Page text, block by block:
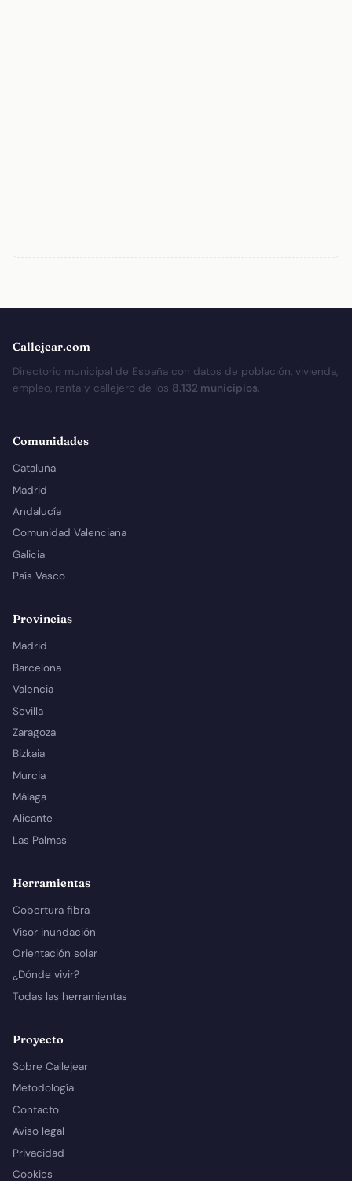
Callejear.com
Directorio municipal de España con datos de población, vivienda,
empleo, renta y callejero de los 8.132 municipios.
Comunidades
Cataluña
Madrid
Andalucía
Comunidad Valenciana
Galicia
País Vasco
Provincias
Madrid
Barcelona
Valencia
Sevilla
Zaragoza
Bizkaia
Murcia
Málaga
Alicante
Las Palmas
Herramientas
Cobertura fibra
Visor inundación
Orientación solar
¿Dónde vivir?
Todas las herramientas
Proyecto
Sobre Callejear
Metodología
Contacto
Aviso legal
Privacidad
Cookies